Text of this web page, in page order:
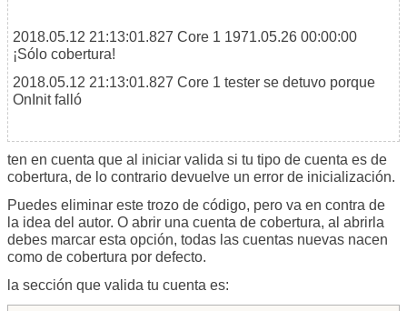
2018.05.12 21:13:01.827 Core 1 1971.05.26 00:00:00
¡Sólo cobertura!
2018.05.12 21:13:01.827 Core 1 tester se detuvo porque
OnInit falló
ten en cuenta que al iniciar valida si tu tipo de cuenta es de
cobertura, de lo contrario devuelve un error de inicialización.
Puedes eliminar este trozo de código, pero va en contra de
la idea del autor. O abrir una cuenta de cobertura, al abrirla
debes marcar esta opción, todas las cuentas nuevas nacen
como de cobertura por defecto.
la sección que valida tu cuenta es: